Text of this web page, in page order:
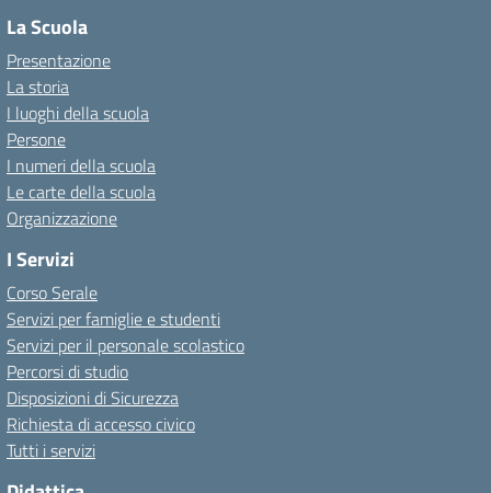
La Scuola
Presentazione
La storia
I luoghi della scuola
Persone
I numeri della scuola
Le carte della scuola
Organizzazione
I Servizi
Corso Serale
Servizi per famiglie e studenti
Servizi per il personale scolastico
Percorsi di studio
Disposizioni di Sicurezza
Richiesta di accesso civico
Tutti i servizi